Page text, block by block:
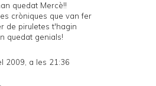
quedat Mercè!!
cròniques que van fer
de piruletes t'hagin
quedat genials!
2009, a les 21:36